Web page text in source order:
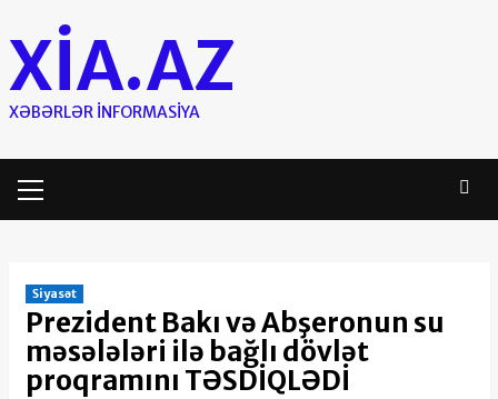
to
content
XIA.AZ
XƏBƏRLƏR INFORMASIYA
Menu
Siyasət
Prezident Bakı və Abşeronun su
məsələləri ilə bağlı dövlət
proqramını TƏSDİQLƏDİ